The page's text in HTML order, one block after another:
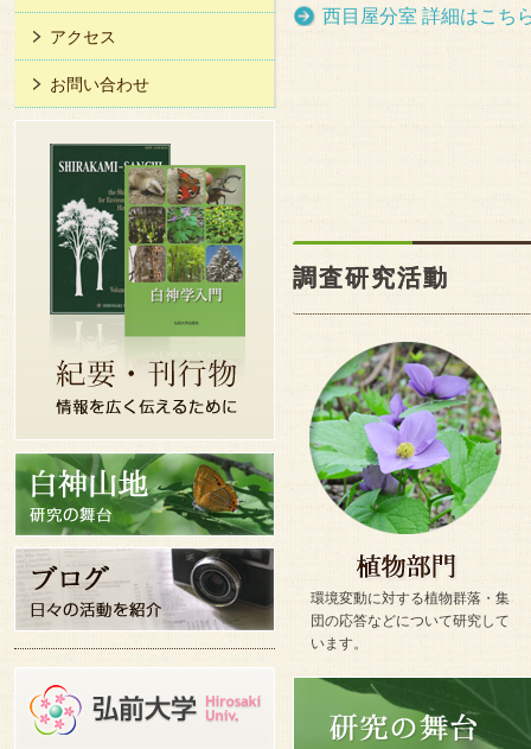
西目屋分室 詳細はこち
調査研究活動
環境変動に対する植物群落・集
団の応答などについて研究して
います。
アクセス
お問い合わせ